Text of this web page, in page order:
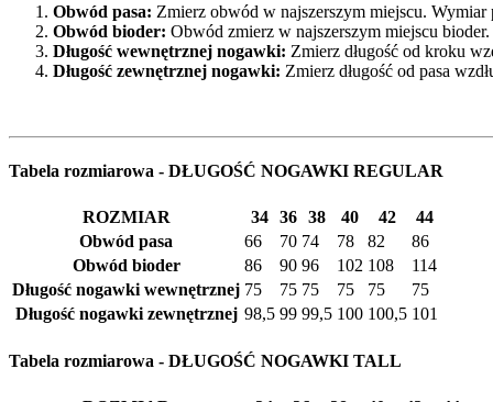
Obwód pasa: Zmierz obwód w najszerszym miejscu. Wymiar
Obwód bioder: Obwód zmierz w najszerszym miejscu bioder.
Długość wewnętrznej nogawki: Zmierz długość od kroku
Długość zewnętrznej nogawki: Zmierz długość od pasa
Tabela rozmiarowa - DŁUGOŚĆ NOGAWKI REGULAR
ROZMIAR 34 36 38 40 42
44
Obwód pasa
66 70 74 78 82
86
Obwód bioder
86 90 96 102 108
114
Długość nogawki wewnętrznej 75 75 75 75 75
75
Długość nogawki zewnętrznej 98,5 99 99,5 100 100,5 101
Tabela rozmiarowa - DŁUGOŚĆ NOGAWKI TALL